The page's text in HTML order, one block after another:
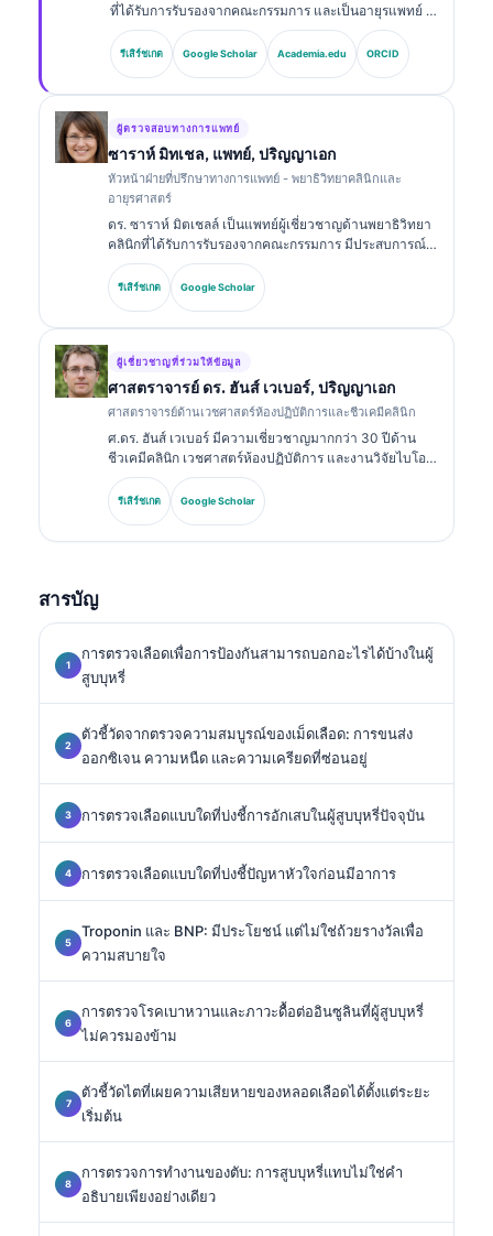
ที่ได้รับการรับรองจากคณะกรรมการ และเป็นอายุรแพทย์ มี
ประสบการณ์มากกว่า 15 ปีด้านเวชศาสตร์ห้องปฏิบัติการ
และการวิเคราะห์ทางคลินิกที่ช่วยด้วย AI ในฐานะ Chief
Medical Officer ที่ Kantesti AI เขาให้การกำกับดูแลทาง
อย่างกว้างขวางเกี่ยวกับการตีความไบโอมาร์กเกอร์และ
การวินิจฉัยทางห้องปฏิบัติการในหัวข้อด้านเวชศาสตร์ห้อง
รีเสิร์ชเกต Google Scholar Academia.edu ORCID
ผู้ตรวจสอบทางการแพทย์
ซาราห์ มิทเชล, แพทย์, ปริญญาเอก
หัวหน้าฝ่ายที่ปรึกษาทางการแพทย์ - พยาธิวิทยาคลินิกและ
อายุรศาสตร์
ดร. ซาราห์ มิตเชลล์ เป็นแพทย์ผู้เชี่ยวชาญด้านพยาธิวิทยา
คลินิกที่ได้รับการรับรองจากคณะกรรมการ มีประสบการณ์
มากกว่า 18 ปีในด้านเวชศาสตร์ห้องปฏิบัติการและการ
วิเคราะห์การวินิจฉัย เธอมีวุฒิบัตรเฉพาะทางด้านเคมีคลินิก
และได้ตีพิมพ์อย่างกว้างขวางเกี่ยวกับชุดตรวจไบโอมาร์ก
รีเสิร์ชเกต Google Scholar
ผู้เชี่ยวชาญที่ร่วมให้ข้อมูล
ศาสตราจารย์ ดร. ฮันส์ เวเบอร์, ปริญญาเอก
ศาสตราจารย์ด้านเวชศาสตร์ห้องปฏิบัติการและชีวเคมีคลินิก
ศ.ดร. ฮันส์ เวเบอร์ มีความเชี่ยวชาญมากกว่า 30 ปีด้าน
ชีวเคมีคลินิก เวชศาสตร์ห้องปฏิบัติการ และงานวิจัยไบโอ
มาร์กเกอร์ อดีตประธานของสมาคมเคมีคลินิกแห่งเยอรมนี
เขาเชี่ยวชาญด้านการวิเคราะห์ชุดตรวจเพื่อการวินิจฉัย
การมาตรฐานของไบโอมาร์กเกอร์ และเวชศาสตร์ห้อง
รีเสิร์ชเกต Google Scholar
สารบัญ
การตรวจเลือดเพื่อการป้องกันสามารถบอกอะไรได้บ้างในผู้
สูบบุหรี่
ตัวชี้วัดจากตรวจความสมบูรณ์ของเม็ดเลือด: การขนส่ง
ออกซิเจน ความหนืด และความเครียดที่ซ่อนอยู่
การตรวจเลือดแบบใดที่บ่งชี้การอักเสบในผู้สูบบุหรี่ปัจจุบัน
การตรวจเลือดแบบใดที่บ่งชี้ปัญหาหัวใจก่อนมีอาการ
Troponin และ BNP: มีประโยชน์ แต่ไม่ใช่ถ้วยรางวัลเพื่อ
ความสบายใจ
การตรวจโรคเบาหวานและภาวะดื้อต่ออินซูลินที่ผู้สูบบุหรี่
ไม่ควรมองข้าม
ตัวชี้วัดไตที่เผยความเสียหายของหลอดเลือดได้ตั้งแต่ระยะ
เริ่มต้น
การตรวจการทำงานของตับ: การสูบบุหรี่แทบไม่ใช่คำ
อธิบายเพียงอย่างเดียว